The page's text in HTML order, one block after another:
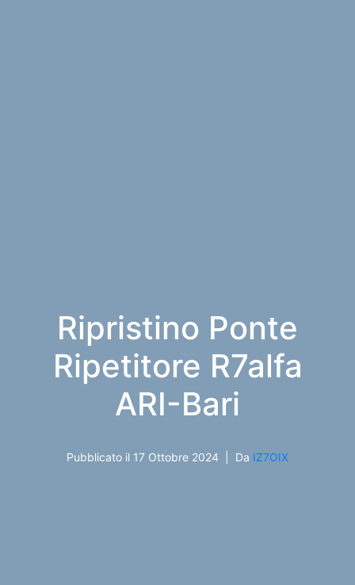
Ripristino Ponte
Ripetitore R7alfa
ARI-Bari
Pubblicato il 17 Ottobre 2024 Da IZ7OIX